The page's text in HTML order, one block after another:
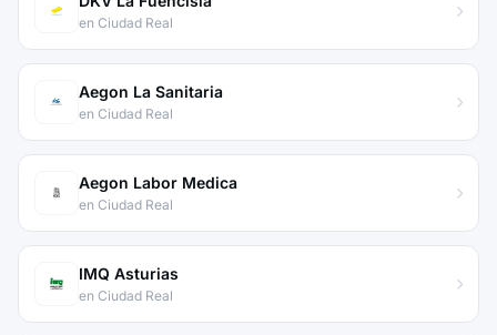
en Ciudad Real
Aegon La Sanitaria
en Ciudad Real
Aegon Labor Medica
en Ciudad Real
IMQ Asturias
en Ciudad Real